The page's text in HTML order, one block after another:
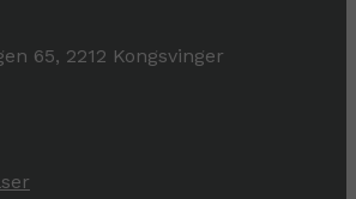
65, 2212 Kongsvinger